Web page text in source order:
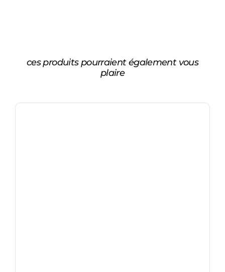
ces produits pourraient également vous
plaire